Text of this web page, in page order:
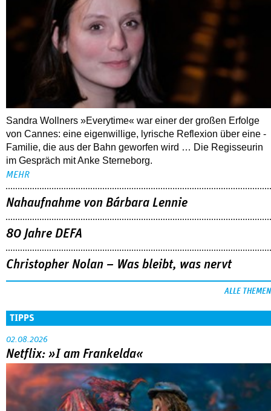
Sandra Wollners »Everytime« war einer der großen Erfolge
von Cannes: eine eigenwillige, lyrische Reflexion über eine ­
Familie, die aus der Bahn geworfen wird … Die Regisseurin
im Gespräch mit Anke Sterneborg.
MEHR
Nahaufnahme von Bárbara Lennie
80 Jahre DEFA
Christopher Nolan – Was bleibt, was nervt
ALLE THEMEN
TIPPS
02.08.2026
Netflix: »I am Frankelda«